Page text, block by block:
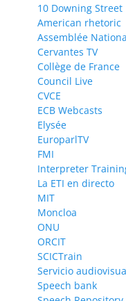
10 Downing Street
American rhetoric
Assemblée
Cervantes TV
Collège de France
Council Live
CVCE
ECB Webcasts
Elysée
EuroparlTV
FMI
Interpreter
La ETI en directo
MIT
Moncloa
ONU
ORCIT
SCICTrain
Servicio
Speech bank